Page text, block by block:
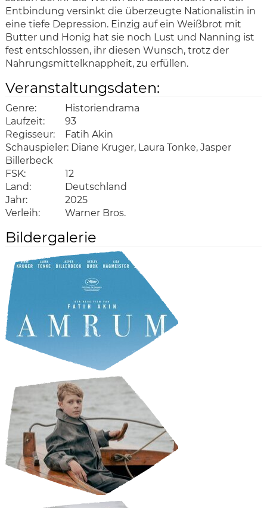
Entbindung versinkt die überzeugte Nationalistin in
eine tiefe Depression. Einzig auf ein Weißbrot mit
Butter und Honig hat sie noch Lust und Nanning ist
fest entschlossen, ihr diesen Wunsch, trotz der
Nahrungsmittelknappheit, zu erfüllen.
Veranstaltungsdaten:
Genre:
Historiendrama
Laufzeit:
93
Regisseur:
Fatih Akin
Schauspieler: Diane Kruger, Laura Tonke, Jasper
Billerbeck
FSK:
12
Land:
Deutschland
Jahr:
2025
Verleih:
Warner Bros.
Bildergalerie